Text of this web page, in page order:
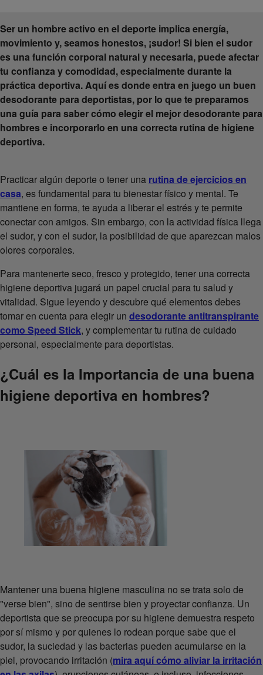
Ser un hombre activo en el deporte implica energía,
movimiento y, seamos honestos, ¡sudor! Si bien el sudor
es una función corporal natural y necesaria, puede afectar
tu confianza y comodidad, especialmente durante la
práctica deportiva. Aquí es donde entra en juego un buen
desodorante para deportistas, por lo que te preparamos
una guía para saber cómo elegir el mejor desodorante para
hombres e incorporarlo en una correcta rutina de higiene
deportiva.
Practicar algún deporte o tener una rutina de ejercicios en
casa, es fundamental para tu bienestar físico y mental. Te
mantiene en forma, te ayuda a liberar el estrés y te permite
conectar con amigos. Sin embargo, con la actividad física llega
el sudor, y con el sudor, la posibilidad de que aparezcan malos
olores corporales.
Para mantenerte seco, fresco y protegido, tener una correcta
higiene deportiva jugará un papel crucial para tu salud y
vitalidad. Sigue leyendo y descubre qué elementos debes
tomar en cuenta para elegir un desodorante antitranspirante
como Speed Stick, y complementar tu rutina de cuidado
personal, especialmente para deportistas.
¿Cuál es la Importancia de una buena
higiene deportiva en hombres?
Mantener una buena higiene masculina no se trata solo de
"verse bien", sino de sentirse bien y proyectar confianza. Un
deportista que se preocupa por su higiene demuestra respeto
por sí mismo y por quienes lo rodean porque sabe que el
sudor, la suciedad y las bacterias pueden acumularse en la
piel, provocando irritación (mira aquí cómo aliviar la irritación